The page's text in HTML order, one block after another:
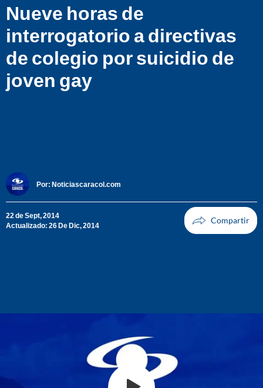
Nueve horas de
interrogatorio a directivas
de colegio por suicidio de
joven gay
Por: Noticiascaracol.com
22 de Sept, 2014
Actualizado: 26 De Dic, 2014